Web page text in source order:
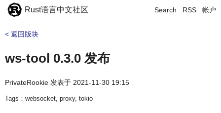
Rust语言中文社区 Search RSS 帐户
< 返回版块
ws-tool 0.3.0 发布
PrivateRookie 发表于 2021-11-30 19:15
Tags：websocket, proxy, tokio